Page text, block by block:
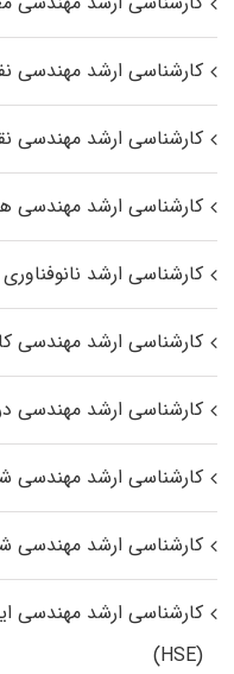
کارشناسی ارشد مهندسی
کارشناسی ارشد مهندسی
کارشناسی ارشد مهندسی
کارشناسی ارشد نانوفناوری
کارشناسی ارشد مهندسی
کارشناسی ارشد مهندسی
کارشناسی ارشد مهندسی
کارشناسی ارشد مهندسی
کارشناسی ارشد مهندسی
(HSE)